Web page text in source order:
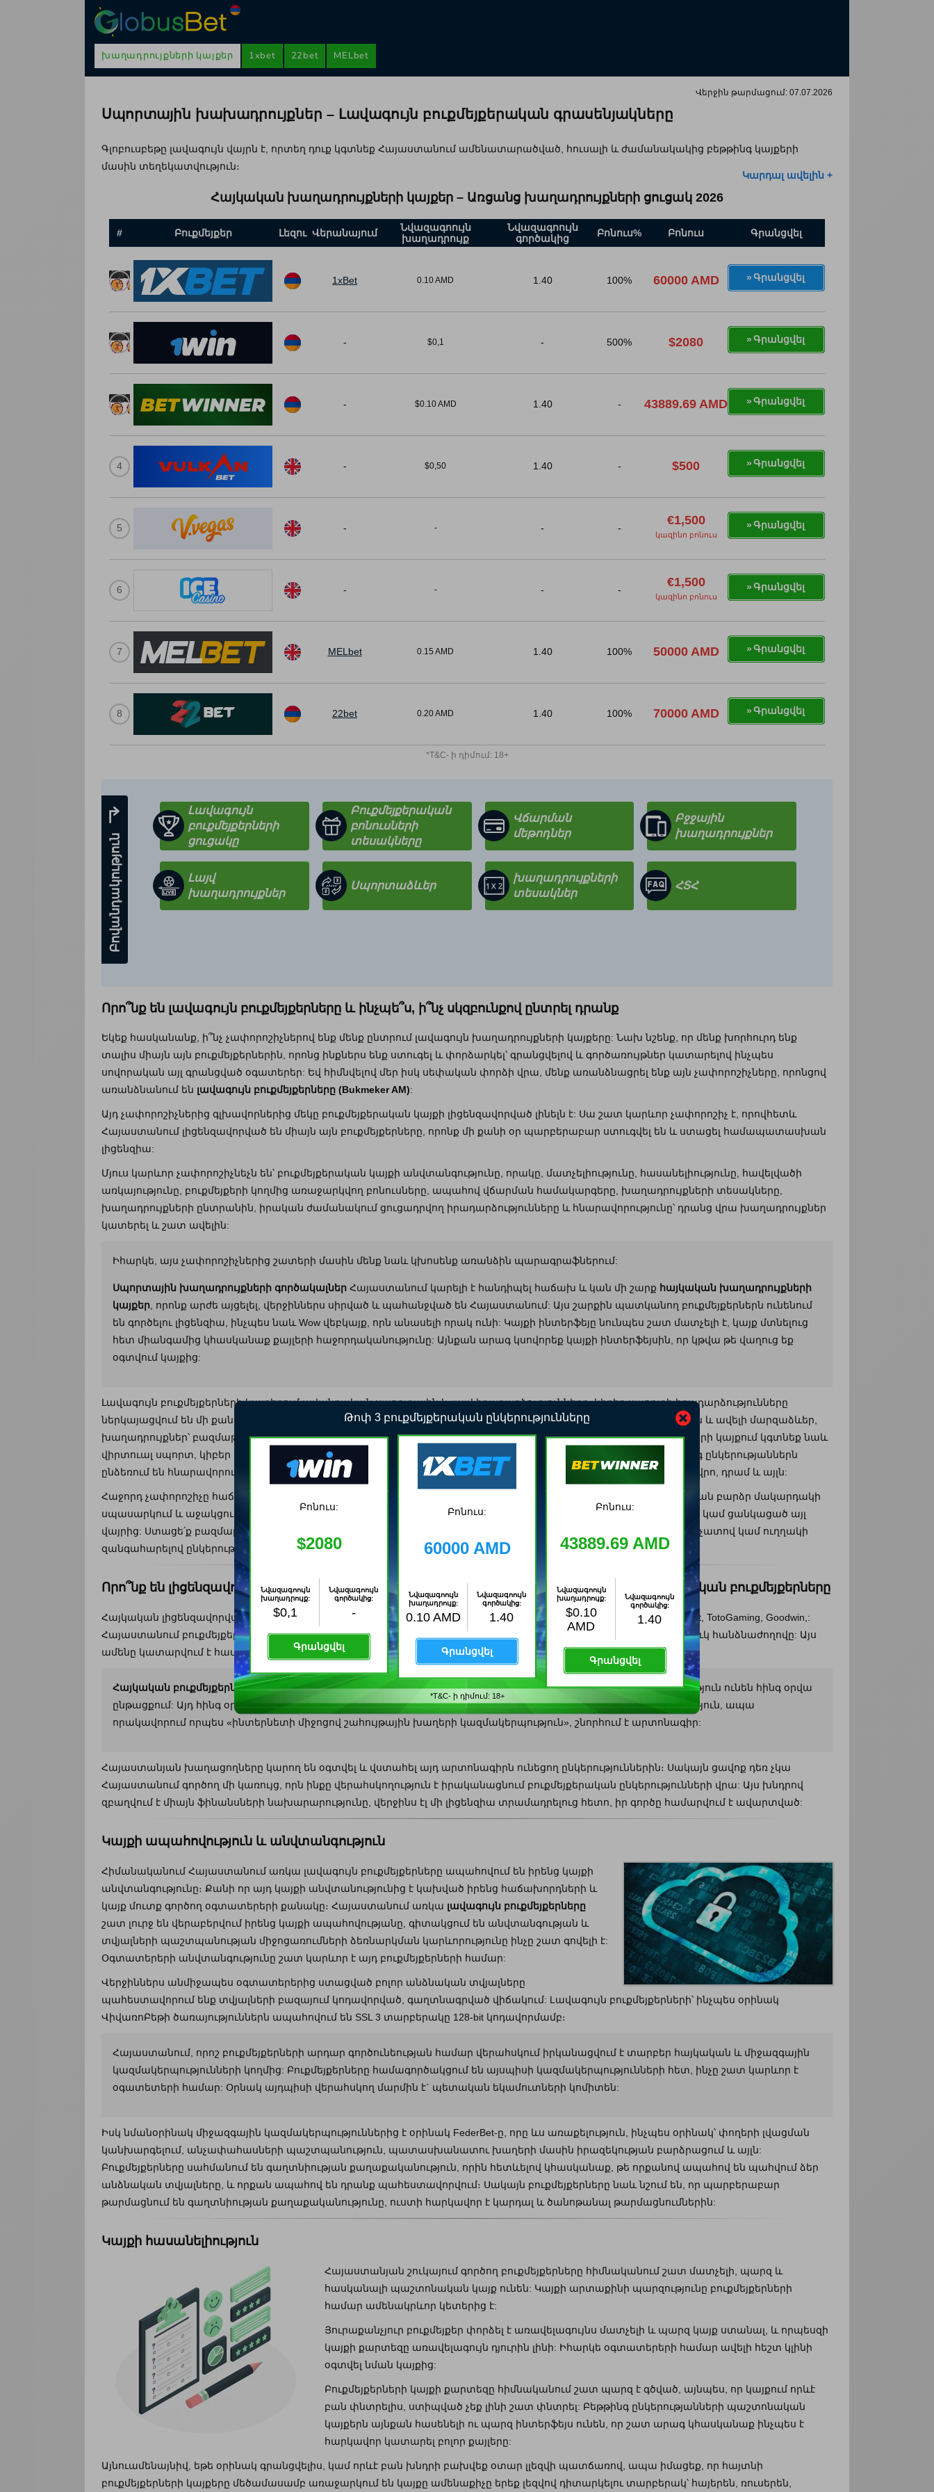
Skip
content
խաղադրույքների կայքեր 1xbet 22bet MELbet
Վերջին թարմացում: 07.07.2026
Սպորտային խախադրույքներ – Լավագույն բուքմեյքերական գրասենյակները
Գլոբուսբեթը լավագույն վայրն է, որտեղ դուք կգտնեք Հայաստանում ամենատարածված, հուսալի և ժամանակակից բեթթինգ կայքերի
մասին տեղեկատվություն։
Կարդալ ավելին +
Հայկական խաղադրույքների կայքեր – Առցանց խաղադրույքների ցուցակ 2026
# Բուքմեյքեր Լեզու Վերանայում
Նվազագոույն
խաղադրույք
Նվազագոույն
գործակից
Բոնուս% Բոնուս Գրանցվել
1xBet 0.10 AMD 1.40 100% 60000 AMD Գրանցվել
- $0,1 - 500% $2080 Գրանցվել
- $0.10 AMD 1.40 - 43889.69 AMD Գրանցվել
- $0,50 1.40 - $500 Գրանցվել
- - - -
€1,500
կազինո բոնուս
Գրանցվել
- - - -
€1,500
կազինո բոնուս
Գրանցվել
MELbet 0.15 AMD 1.40 100% 50000 AMD Գրանցվել
22bet 0.20 AMD 1.40 100% 70000 AMD Գրանցվել
*T&C- ի դիմում: 18+
Բովանդակություն
Լավագույն
բուքմեյքերների
ցուցակը
Բուքմեյքերական
բոնուսների
տեսակները
Վճարման
մեթոդներ
Բջջային
խաղադրույքներ
Լայվ
խաղադրույքներ
Սպորտաձևեր
խաղադրույքների
տեսակներ
ՀՏՀ
Որո՞նք են լավագույն բուքմեյքերները և ինչպե՞ս, ի՞նչ սկզբունքով ընտրել դրանք
Եկեք հասկանանք, ի՞նչ չափորոշիչներով ենք մենք ընտրում լավագույն խաղադրույքների կայքերը: Նախ նշենք, որ մենք խորհուրդ ենք
տալիս միայն այն բուքմեյքերներին, որոնց ինքներս ենք ստուգել և փորձարկել՝ գրանցվելով և գործառույթներ կատարելով ինչպես
սովորական այլ գրանցված օգատերեր: Եվ հիմնվելով մեր իսկ սեփական փորձի վրա, մենք առանձնացրել ենք այն չափորոշիչները, որոնցով
առանձնանում են լավագույն բուքմեյքերները (Bukmeker AM):
Այդ չափորոշիչներից գլխավորներից մեկը բուքմեյքերական կայքի լիցենզավորված լինելն է: Սա շատ կարևոր չափորոշիչ է, որովհետև
Հայաստանում լիցենզավորված են միայն այն բուքմեյքերները, որոնք մի քանի օր պարբերաբար ստուգվել են և ստացել համապատասխան
լիցենզիա:
Մյուս կարևոր չափորոշիչնեչն են՝ բուքմեյքերական կայքի անվտանգությունը, որակը, մատչելիությունը, հասանելիությունը, հավելվածի
առկայությունը, բուքմեյքերի կողմից առաջարկվող բոնուսները, ապահով վճարման համակարգերը, խաղադրույքների տեսակները,
խաղադրույքների ընտրանին, իրական ժամանակում ցուցադրվող իրադարձությունները և հնարավորությունը՝ դրանց վրա խաղադրույքներ
կատերել և շատ ավելին:
Իհարկե, այս չափորոշիչներից շատերի մասին մենք նաև կխոսենք առանձին պարագրաֆներում:
Սպորտային խաղադրույքների գործակալներ Հայաստանում կարելի է հանդիպել հաճախ և կան մի շարք հայկական խաղադրույքների
կայքեր, որոնք արժե այցելել, վերջիններս սիրված և պահանջված են Հայաստանում: Այս շարքին պատկանող բուքմեյքերներն ունենում
են գործելու լիցենզիա, ինչպես նաև Wow վեբկայք, որն անասելի որակ ունի: Կայքի ինտերֆեյը նունպես շատ մատչելի է, կայք մտնելուց
հետ միանգամից կհասկանաք քայլերի հաջորդականությունը: Այնքան արագ կսովորեք կայքի ինտերֆեյսին, որ կթվա թե վաղուց եք
օգտվում կայքից:
Լավագույն բուքմեյքերների կայքերում ավանդական սպորտային և լայվ իրադարձությունները, կիբեր սպորտի իրադարձությունները
ներկայացվում են մի քանի լեզվով: Բուքմեյքերները ցուցադրում են տարատեսակ լայվ իրադարձություններ, հիթսուն և ավելի մարզաձևեր,
խաղադրույքներ՝ բազմաթիվ ժամանցային, սպորտային նաև քաղաքական իրադարձությունների վրա: Բումքյքերների կայքում կգտնեք նաև
վիրտուալ սպորտ, կիբեր սպորտ, լայվ մարզական հեռարձակում և բազմաթիվ այլ հրաշալի առաջարկներ: Բեթթինգ ընկերությաններն
ընձեռում են հնարավորություն, որ ձեր հաշվին գումար լիցքավորեք տարբեր արտարժույթներով, ինչպես օրինակ եվրո, դրամ և այլն:
Հաջորդ չափորոշիչը հաճախորդների սպասարկման որակն է: Որքան լավն է բուքմեյքերական ընկերությունն, այնքան բարձր մակարդակի
սպասարկում և աջակցություն է վերջինս տրամադրում: Ստացե՛ք սպառիչ և օգտակար խորհրդատվություն տանից կամ ցանկացած այլ
վայրից: Ստացե՛ք բազմաբովանդակ տեղեկատվություն, տեղեկացե՛ք ամենավերջին նորությունների մասին օնլայն չատով կամ ուղղակի
զանգահարելով ընկերության գրասենյակ:
Որո՞նք են լիցենզավորված խաղադրույքների կայքերը և ի՞նչ լիցենզիայով են գործում հայկական բուքմեյքերները
Հայկական լիցենզավորված ինտերնետային բուքմեյքերական ընկերությունները
հետևյալներն են՝ Vivarobet, Adjarabet, TotoGaming, Goodwin,:
Հայաստանում բուքմեյքերական բիզնեսով զբաղվելու հատուկ արտոնագիր տրամադրում է լիցենզավորման հատուկ հանձնաժողովը: Այս
ամենը կատարվում է համաձայն ՀՀ օրենսդրության:
Հայկական բուքմեյքերներ, որոնք որ լիցենզիա ստանալու ցանկություն ունեն, լիցենզիա ստանալու հնարավորություն ունեն հինգ օրվա
ընթացքում: Այդ հինգ օրվա ընթացքումՀայաստանի ֆինանսների նախարարությունըկատարում է հետազոտություն, ապա
որակավորում որպես «ինտերնետի միջոցով շահույթային խաղերի կազմակերպություն», շնորհում է արտոնագիր:
Հայաստանյան խաղացողները կարող են օգտվել և վստահել այդ արտոնագիրն ունեցող ընկերություններին։ Սակայն ցավոք դեռ չկա
Հայաստանում գործող մի կառույց, որն ինքը վերահսկողություն է իրականացնում բուքմեյքերական ընկերությունների վրա: Այս խնդրով
զբաղվում է միայն ֆինանսների նախարարությունը, վերջինս էլ մի լիցենզիա տրամադրելուց հետո, իր գործը համարվում է ավարտված:
Կայքի ապահովություն և անվտանգություն
Հիմանականում Հայաստանում առկա լավագույն բուքմեյքերները ապահովում են իրենց կայքի
անվտանգությունը։ Քանի որ այդ կայքի անվտանությունից է կախված իրենց հաճախորդների և
կայք մուտք գործող օգտատերերի քանակը։ Հայաստանում առկա լավագույն բուքմեյքերները
շատ լուրջ են վերաբերվում իրենց կայքի ապահովությանը, գիտակցում են անվտանգության և
տվյալների պաշտպանության միջոցառումների ձեռնարկման կարևորությունը ինչը շատ գովելի է:
Օգտատերերի անվտանգությունը շատ կարևոր է այդ բուքմեյքերների համար:
Վերջիններս անմիջապես օգտատերերից ստացված բոլոր անձնական տվյալները
պահեստավորում ենք տվյալների բազայում կոդավորված, գաղտնագրված վիճակում: Lավագույն բուքմեյքերների՝ ինչպես օրինակ
ՎիվառոԲեթի ծառայություններն ապահովում են SSL 3 տարբերակը 128-bit կոդավորմամբ։
Հայաստանում, որոշ բուքմեյքերների արդար գործունեության համար վերահսկում իրկանացվում է տարբեր հայկական և միջազգային
կազմակերպությունների կողմից: Բուքմեյքերները համագործակցում են այսպիսի կազմակերպությունների հետ, ինչը շատ կարևոր է
օգատետերի համար: Օրնակ այդպիսի վերահսկող մարմին է` պետական եկամուտների կոմիտեն:
Իսկ նմանօրինակ միջազգային կազմակերպություններից է օրինակ FederBet-ը, որը ևս առաքելություն, ինչպես օրինակ՝ փողերի լվացման
կանխարգելում, անչափահասների պաշտպանություն, պատասխանատու խաղերի մասին իրազեկության բարձրացում և այլն:
Բուքմեյքերները սահմանում են գաղտնիության քաղաքականություն, որին հետևելով կհասկանաք, թե որքանով ապահով են պահվում ձեր
անձնական տվյալները, և որքան ապահով են դրանք պահեստավորվում։ Սակայն բուքմեյքերները նաև նշում են, որ պարբերաբար
թարմացնում են գաղտնիության քաղաքականությունը, ուստի հարկավոր է կարդալ և ծանոթանալ թարմացնումներին:
Կայքի հասանելիություն
Հայաստանյան շուկայում գործող բուքմեյքերները հիմնականում շատ մատչելի, պարզ և
հասկանալի պաշտոնական կայք ունեն: Կայքի արտաքինի պարզությունը բուքմեյքերների
համար ամենակրևոր կետերից է:
Յուրաքանչյուր բուքմեյքեր փորձել է առավելագույնս մատչելի և պարզ կայք ստանալ, և որպեսզի
կայքի քարտեզը առավելագույն դյուրին լինի: Իհարկե օգտատերերի համար ավելի հեշտ կլինի
օգտվել նման կայքից:
Բուքմեյքերների կայքի քարտեզը հիմնականում շատ պարզ է գծված, այնպես, որ կայքում որևէ
բան փնտրելիս, ստիպված չեք լինի շատ փնտրել: Բեթթինգ ընկերությանների պաշտոնական
կայքերն այնքան հասենելի ու պարզ ինտերֆեյս ունեն, որ շատ արագ կհասկանաք ինչպես է
հարկավոր կատարել բոլոր քայլերը:
Այնուամենայնիվ, եթե օրինակ գրանցվելիս, կամ որևէ բան խնդրի բախվեք օտար լլեզվի պատճառով, ապա իմացեք, որ հայտնի
բուքմեյքերների կայքերը մեծամասամբ առաջարկում են կայքը ամենաքիչը երեք լեզվով դիտարկելու տարբերակ՝ հայերեն, ռուսերեն,
Թոփ 3 բուքմեյքերական ընկերությունները
Բոնուս:
60000 AMD
Նվազագոույն
խաղադրույք:
0.10 AMD
Նվազագոույն
գործակից:
1.40
Գրանցվել
Բոնուս:
$2080
Նվազագոույն
խաղադրույք:
$0,1
Նվազագոույն
գործակից:
-
Գրանցվել
Բոնուս:
43889.69 AMD
Նվազագոույն
խաղադրույք:
$0.10
AMD
Նվազագոույն
գործակից:
1.40
Գրանցվել
*T&C- ի դիմում: 18+